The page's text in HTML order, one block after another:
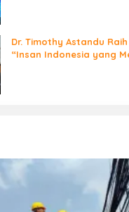
Dr. Timothy Astandu Raih
“Insan Indonesia yang